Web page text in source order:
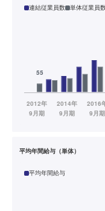
連結従業員数 単体従業員
平均年間給与（単体）
平均年間給与